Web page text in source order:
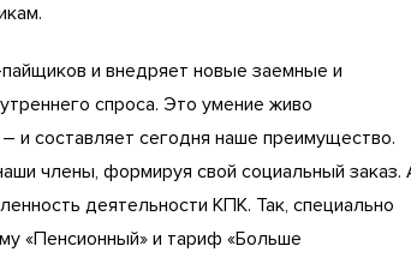
и внедряет новые заемные и
спроса. Это умение живо
и составляет сегодня наше преимущество.
члены, формируя свой социальный заказ.
деятельности КПК. Так, специально
«Пенсионный» и тариф «Больше